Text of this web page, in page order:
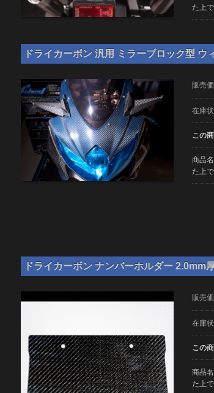
た上
ドライカーボン 汎用 ミラーブロック型
販売
在庫
この
商品
た上
ドライカーボン ナンバーホルダー
販売
在庫
この
商品
た上